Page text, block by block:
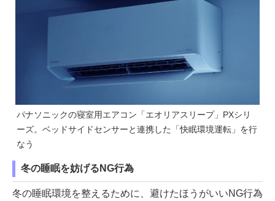
パナソニックの寝室用エアコン「エオリアスリープ」PXシリ
ーズ。ベッドサイドセンサーと連携した「快眠環境運転」を行
なう
冬の睡眠を妨げるNG行為
冬の睡眠環境を整えるために、避けたほうがいいNG行為